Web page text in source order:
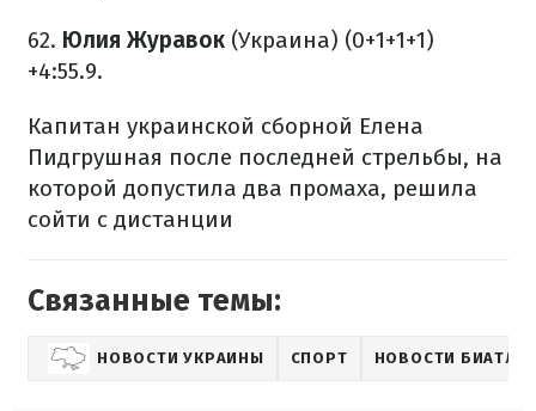
62. Юлия Журавок (Украина) (0+1+1+1)
+4:55.9.
Капитан украинской сборной Елена
Пидгрушная после последней стрельбы, на
которой допустила два промаха, решила
сойти с дистанции
Связанные темы:
НОВОСТИ УКРАИНЫ СПОРТ НОВОСТИ